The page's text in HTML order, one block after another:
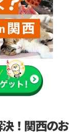
！関西のお